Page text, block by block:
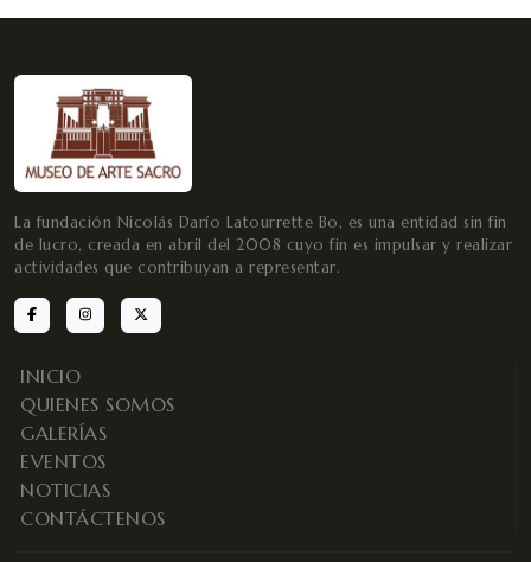
La fundación Nicolás Darío Latourrette Bo, es una entidad sin fin
de lucro, creada en abril del 2008 cuyo fin es impulsar y realizar
actividades que contribuyan a representar.
INICIO
QUIENES SOMOS
GALERÍAS
EVENTOS
NOTICIAS
CONTÁCTENOS